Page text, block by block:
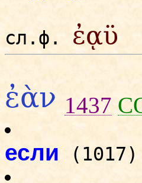
сл.ф. ἐᾳϋ
ἐὰν 1437
если (1017)